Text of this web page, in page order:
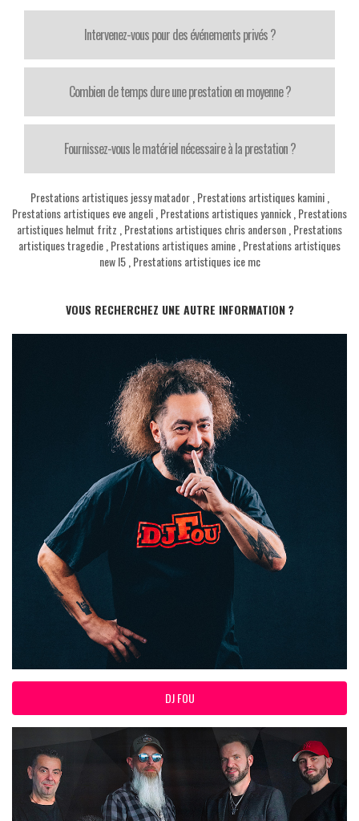
Intervenez-vous pour des événements privés ?
Combien de temps dure une prestation en moyenne ?
Fournissez-vous le matériel nécessaire à la prestation ?
Prestations artistiques jessy matador, Prestations artistiques kamini,
Prestations artistiques eve angeli Prestations artistiques yannick Prestations
artistiques helmut fritz Prestations artistiques chris anderson Prestations
artistiques tragedie Prestations artistiques amine Prestations artistiques
new l5, Prestations artistiques ice mc
VOUS RECHERCHEZ UNE AUTRE INFORMATION ?
DJ FOU